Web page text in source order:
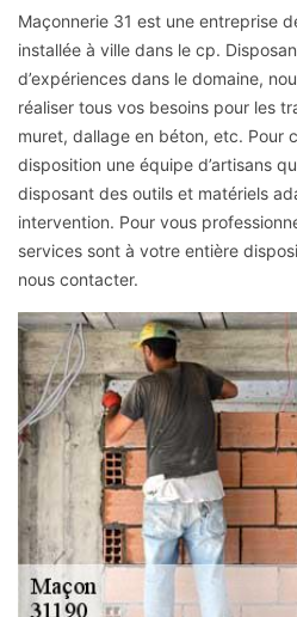
Maçonnerie 31 est une entreprise
installée à ville dans le cp.
d’expériences dans le domaine,
réaliser tous vos besoins pour les
muret, dallage en béton, etc. Pour
disposition une équipe d’artisans
disposant des outils et matériels
intervention. Pour vous
services sont à votre entière
nous contacter.